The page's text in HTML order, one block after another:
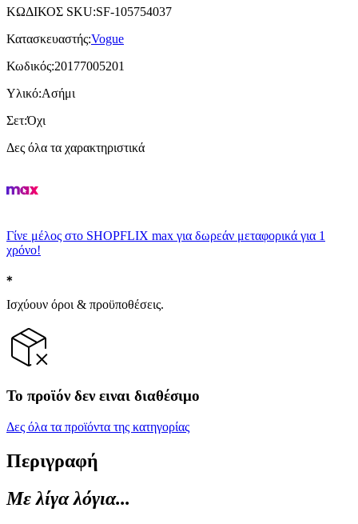
ΚΩΔΙΚΟΣ SKU:SF-105754037
Κατασκευαστής:Vogue
Κωδικός:20177005201
Υλικό:Ασήμι
Σετ:Όχι
Δες όλα τα χαρακτηριστικά
Γίνε μέλος στο SHOPFLIX max για δωρεάν μεταφορικά για 1
χρόνο!
Ισχύουν όροι & προϋποθέσεις.
Το προϊόν δεν ειναι διαθέσιμο
Δες όλα τα προϊόντα της κατηγορίας
Περιγραφή
Με λίγα λόγια...